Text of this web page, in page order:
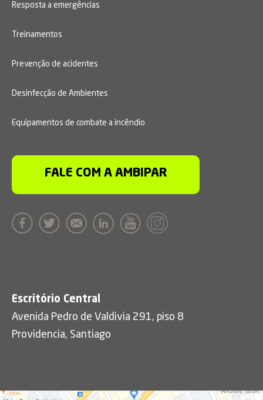
Resposta a emergências
Treinamentos
Prevenção de acidentes
Desinfecção de Ambientes
Equipamentos de combate a incêndio
FALE COM A AMBIPAR
Escritório Central
Avenida Pedro de Valdivia 291, piso 8
Providencia, Santiago